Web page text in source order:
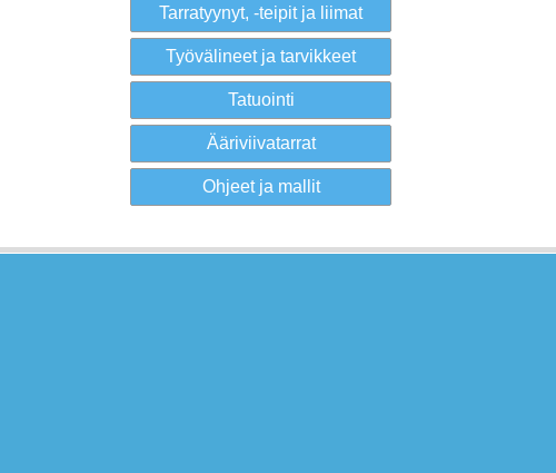
Tarratyynyt, -teipit ja liimat
Työvälineet ja tarvikkeet
Tatuointi
Ääriviivatarrat
Ohjeet ja mallit